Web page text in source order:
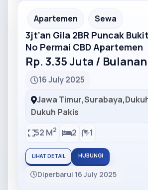
Partner Ad
Apartemen Sewa
3jt'an Gila 2BR Puncak
No Permai CBD Apartemen
Rp. 3.35 Juta / Bulanan
16 July 2025
Jawa Timur,Surabaya,
Dukuh Pakis
52 M2 2 1
LIHAT DETAIL HUBUNGI
Diperbarui 16 July 2025